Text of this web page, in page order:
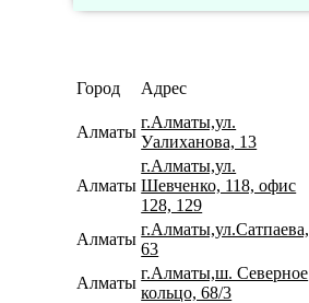
Город Адрес
Алматы
г.Алматы,ул.
Уалиханова, 13
Алматы
г.Алматы,ул.
Шевченко, 118, офис
128, 129
Алматы
г.Алматы,ул.Сатпаева,
63
Алматы
г.Алматы,ш. Северное
кольцо, 68/3